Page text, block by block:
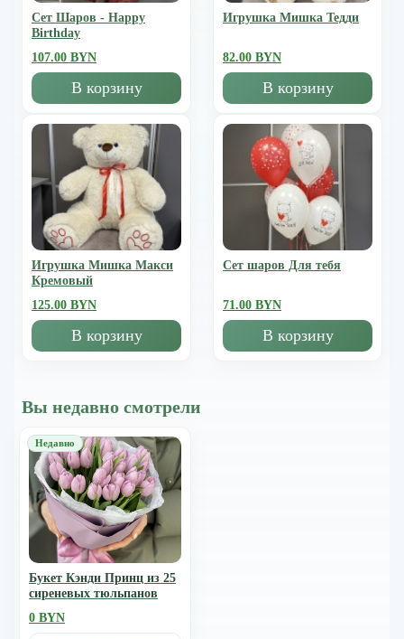
Сет Шаров - Happy
Birthday
107.00 BYN
В корзину
Игрушка Мишка Тедди
82.00 BYN
В корзину
Игрушка Мишка Mакси
Кремовый
125.00 BYN
В корзину
Сет шаров Для тебя
71.00 BYN
В корзину
Вы недавно смотрели
Букет Кэнди Принц из 25
сиреневых тюльпанов
0 BYN